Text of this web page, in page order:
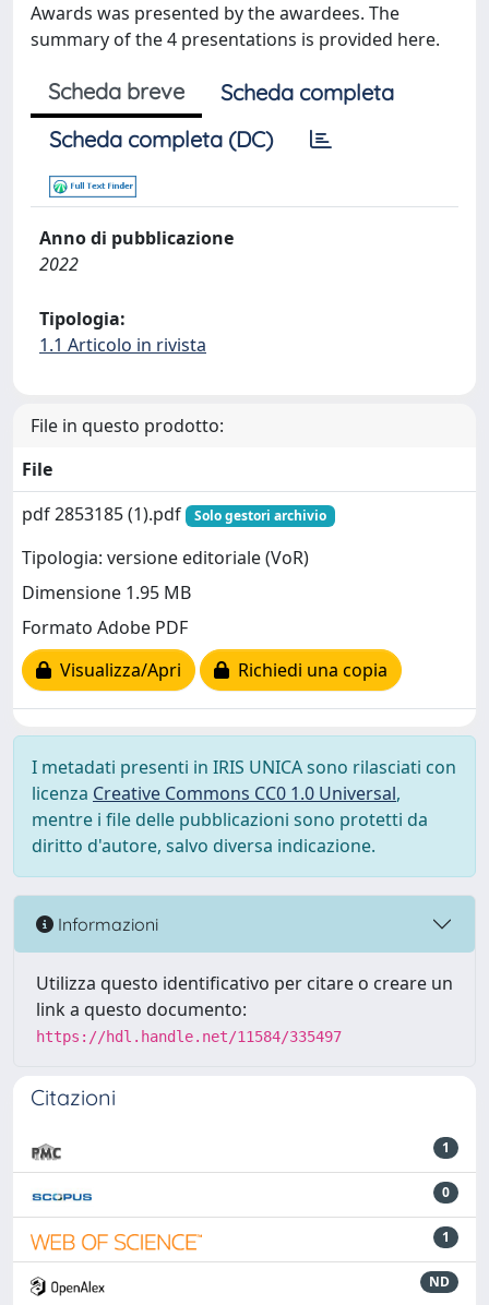
Awards was presented by the awardees. The
summary of the 4 presentations is provided here.
Scheda breve
Scheda completa
Scheda completa (DC)
Anno di pubblicazione
2022
Tipologia:
1.1 Articolo in rivista
File in questo prodotto:
File
pdf 2853185 (1).pdf
Solo gestori archivio
Tipologia: versione editoriale (VoR)
Dimensione 1.95 MB
Formato Adobe PDF
Visualizza/Apri
Richiedi una copia
I metadati presenti in IRIS UNICA sono rilasciati con
licenza Creative Commons CC0 1.0 Universal,
mentre i file delle pubblicazioni sono protetti da
diritto d'autore, salvo diversa indicazione.
Informazioni
Utilizza questo identificativo per citare o creare un
link a questo documento:
https://hdl.handle.net/11584/335497
Citazioni
1
0
1
ND